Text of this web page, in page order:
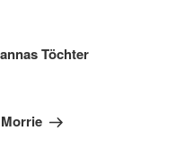
Töchter